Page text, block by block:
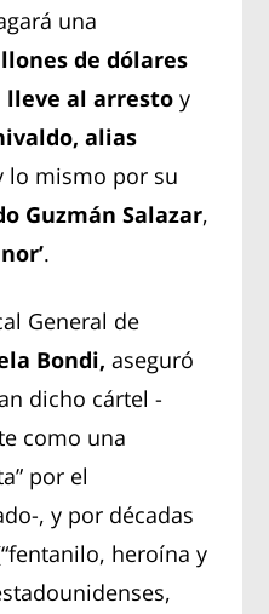
una
de dólares
lleve al arresto y
alias
lo mismo por su
Guzmán Salazar,
.
General de
Bondi, aseguró
dicho cártel -
como una
por el
, y por décadas
heroína y